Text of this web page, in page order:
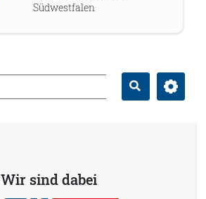
Südwestfalen
Suche
Wir sind dabei